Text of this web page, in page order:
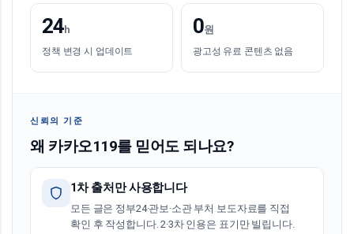
24h
정책 변경 시 업데이트
0원
광고성 유료 콘텐츠 없음
신뢰의 기준
왜 카카오119를 믿어도 되나요?
1차 출처만 사용합니다
모든 글은 정부24·관보·소관 부처 보도자료를 직접
확인 후 작성합니다. 2·3차 인용은 표기만 빌립니다.